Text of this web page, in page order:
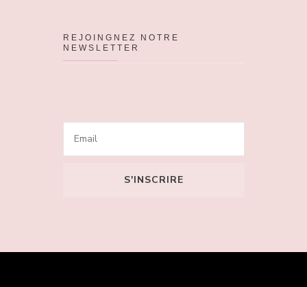
REJOINGNEZ NOTRE
NEWSLETTER